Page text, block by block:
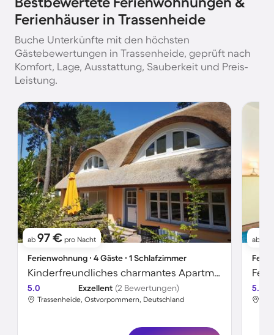
Ferienhäuser in Trassenheide
Buche Unterkünfte mit den höchsten
Gästebewertungen in Trassenheide, geprüft nach
Komfort, Lage, Ausstattung, Sauberkeit und Preis-
Leistung.
ab 97 € pro Nacht
Ferienwohnung ∙ 4 Gäste ∙ 1 Schlafzimmer
Kinderfreundliches charmantes Apartment mit Grill, Terrasse und Garten | Strand in der Nähe
5.0 Exzellent (2 Bewertungen)
Trassenheide, Ostvorpommern, Deutschland
ab
5.0